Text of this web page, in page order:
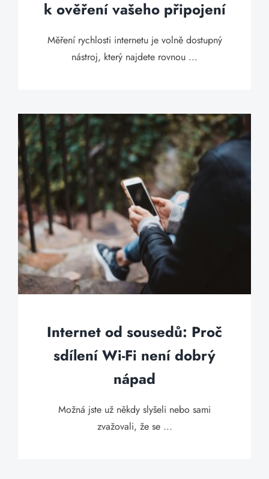
k ověření vašeho připojení
Měření rychlosti internetu je volně dostupný
nástroj, který najdete rovnou ...
Internet od sousedů: Proč
sdílení Wi-Fi není dobrý
nápad
Možná jste už někdy slyšeli nebo sami
zvažovali, že se ...